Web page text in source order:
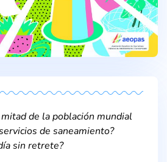
de la población mundial
de saneamiento?
sin retrete?